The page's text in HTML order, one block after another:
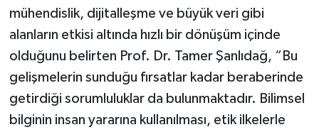
mühendislik, dijitalleşme ve büyük veri gibi
alanların etkisi altında hızlı bir dönüşüm içinde
olduğunu belirten Prof. Dr. Tamer Şanlıdağ, “Bu
gelişmelerin sunduğu fırsatlar kadar beraberinde
getirdiği sorumluluklar da bulunmaktadır. Bilimsel
bilginin insan yararına kullanılması, etik ilkelerle